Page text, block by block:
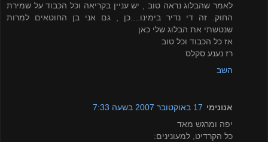
לאמר שהבלוג נראה טוב , יש עניין בקריאה וכל הכבוד על שמירת
החוק. זה די נדיר בימינו....כן , גם אני בן החוטאים למרות
שנטשתי את הבלוג שלי כאן
אז כל הכבוד וכל טוב
רז נענע סקלס
השב
אנונימי 17 באוקטובר 2007 בשעה 7:33
יפה ומרגש מאד
כל הקרדיט, למעונינים: